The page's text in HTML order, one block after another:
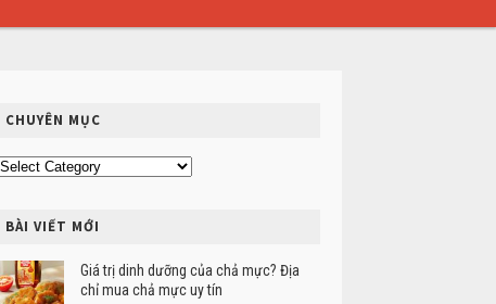
CHUYÊN MỤC
Chuyên
BÀI VIẾT MỚI
Giá trị dinh dưỡng của chả mực? Địa
chỉ mua chả mực uy tín